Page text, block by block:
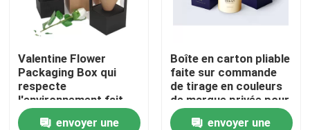
À la maison
Produits
Valentine Flower
Packaging Box qui
respecte
l'environnement fait
sur commande pour
envoyer une
Boîte en carton pliable
faite sur commande
de tirage en couleurs
de marque privée pour
la bougie
envoyer une